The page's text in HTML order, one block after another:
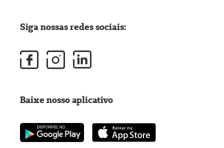
Siga nossas redes sociais:
Baixe nosso aplicativo